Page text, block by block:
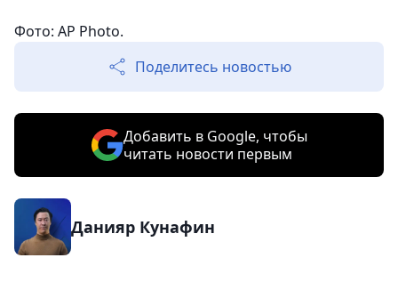
Фото: AP Photo.
Поделитесь новостью
Добавить в Google, чтобы
читать новости первым
Данияр Кунафин